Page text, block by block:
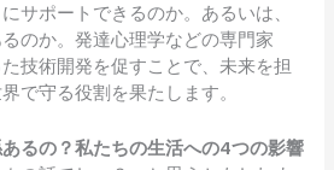
サポートできるのか。あるいは、
のか。発達心理学などの専門家
技術開発を促すことで、未来を担
で守る役割を果たします。
るの？私たちの生活への4つの影響